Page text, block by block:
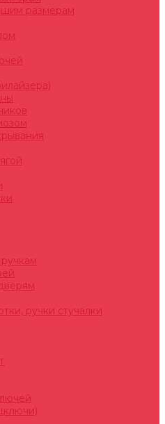
размерам
ручки стучалки